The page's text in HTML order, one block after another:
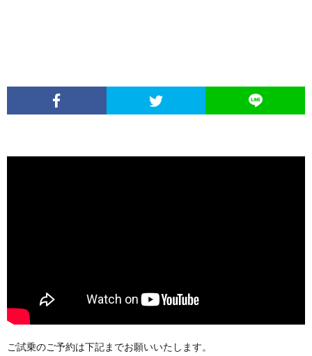
ご試乗のご予約は下記までお願いいたします。